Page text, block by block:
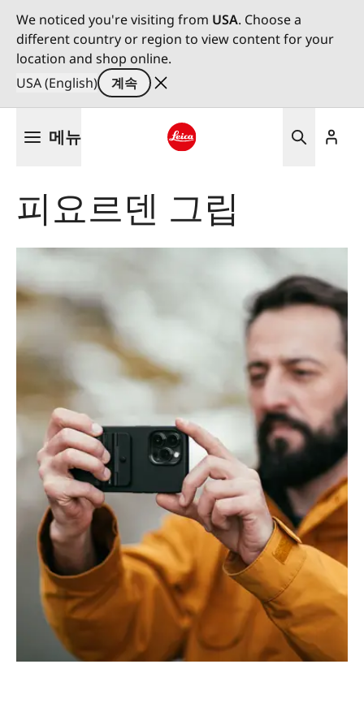
We noticed you're visiting from USA. Choose a
different country or region to view content for your
location and shop online.
USA (English)
계속
메뉴
피요르덴 그립